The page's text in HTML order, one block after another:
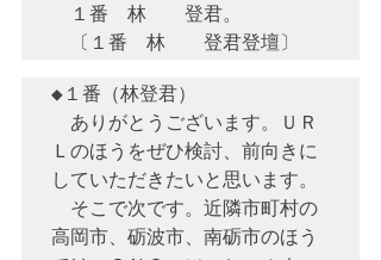
１番　林　　登君。
◆１番（林登君）
ありがとうございます。ＵＲ
Ｌのほうをぜひ検討、前向きに
していただきたいと思います。
そこで次です。近隣市町村の
高岡市、砺波市、南砺市のほう